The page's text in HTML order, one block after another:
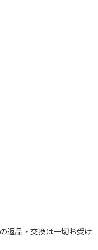
返品・交換は一切お受け